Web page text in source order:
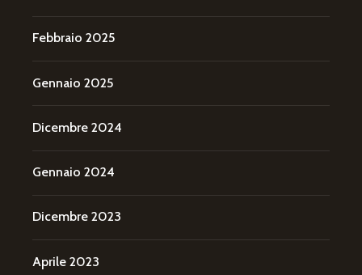
Febbraio 2025
Gennaio 2025
Dicembre 2024
Gennaio 2024
Dicembre 2023
Aprile 2023